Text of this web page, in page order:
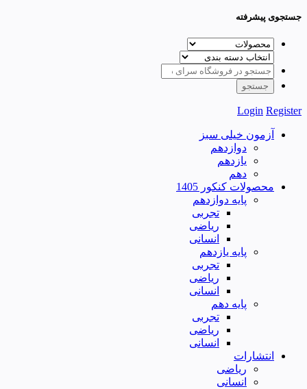
جستجوی پیشرفته
Login Register
آزمون خیلی سبز
دوازدهم
یازدهم
دهم
محصولات کنکور 1405
پایه دوازدهم
تجربی
ریاضی
انسانی
پایه یازدهم
تجربی
ریاضی
انسانی
پایه دهم
تجربی
ریاضی
انسانی
انتشارات
ریاضی
انسانی